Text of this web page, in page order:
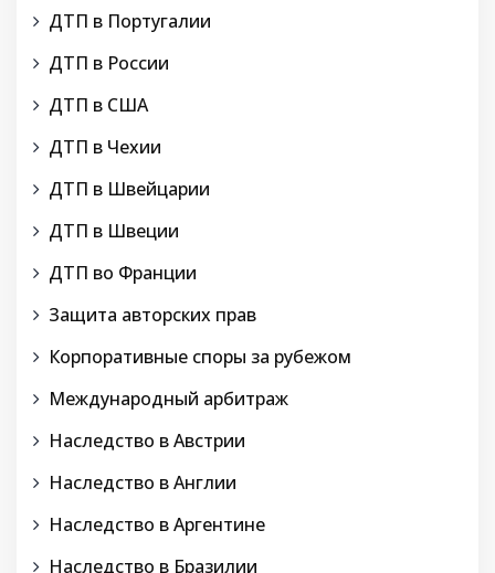
ДТП в Португалии
ДТП в России
ДТП в США
ДТП в Чехии
ДТП в Швейцарии
ДТП в Швеции
ДТП во Франции
Защита авторских прав
Корпоративные споры за рубежом
Международный арбитраж
Наследство в Австрии
Наследство в Англии
Наследство в Аргентине
Наследство в Бразилии